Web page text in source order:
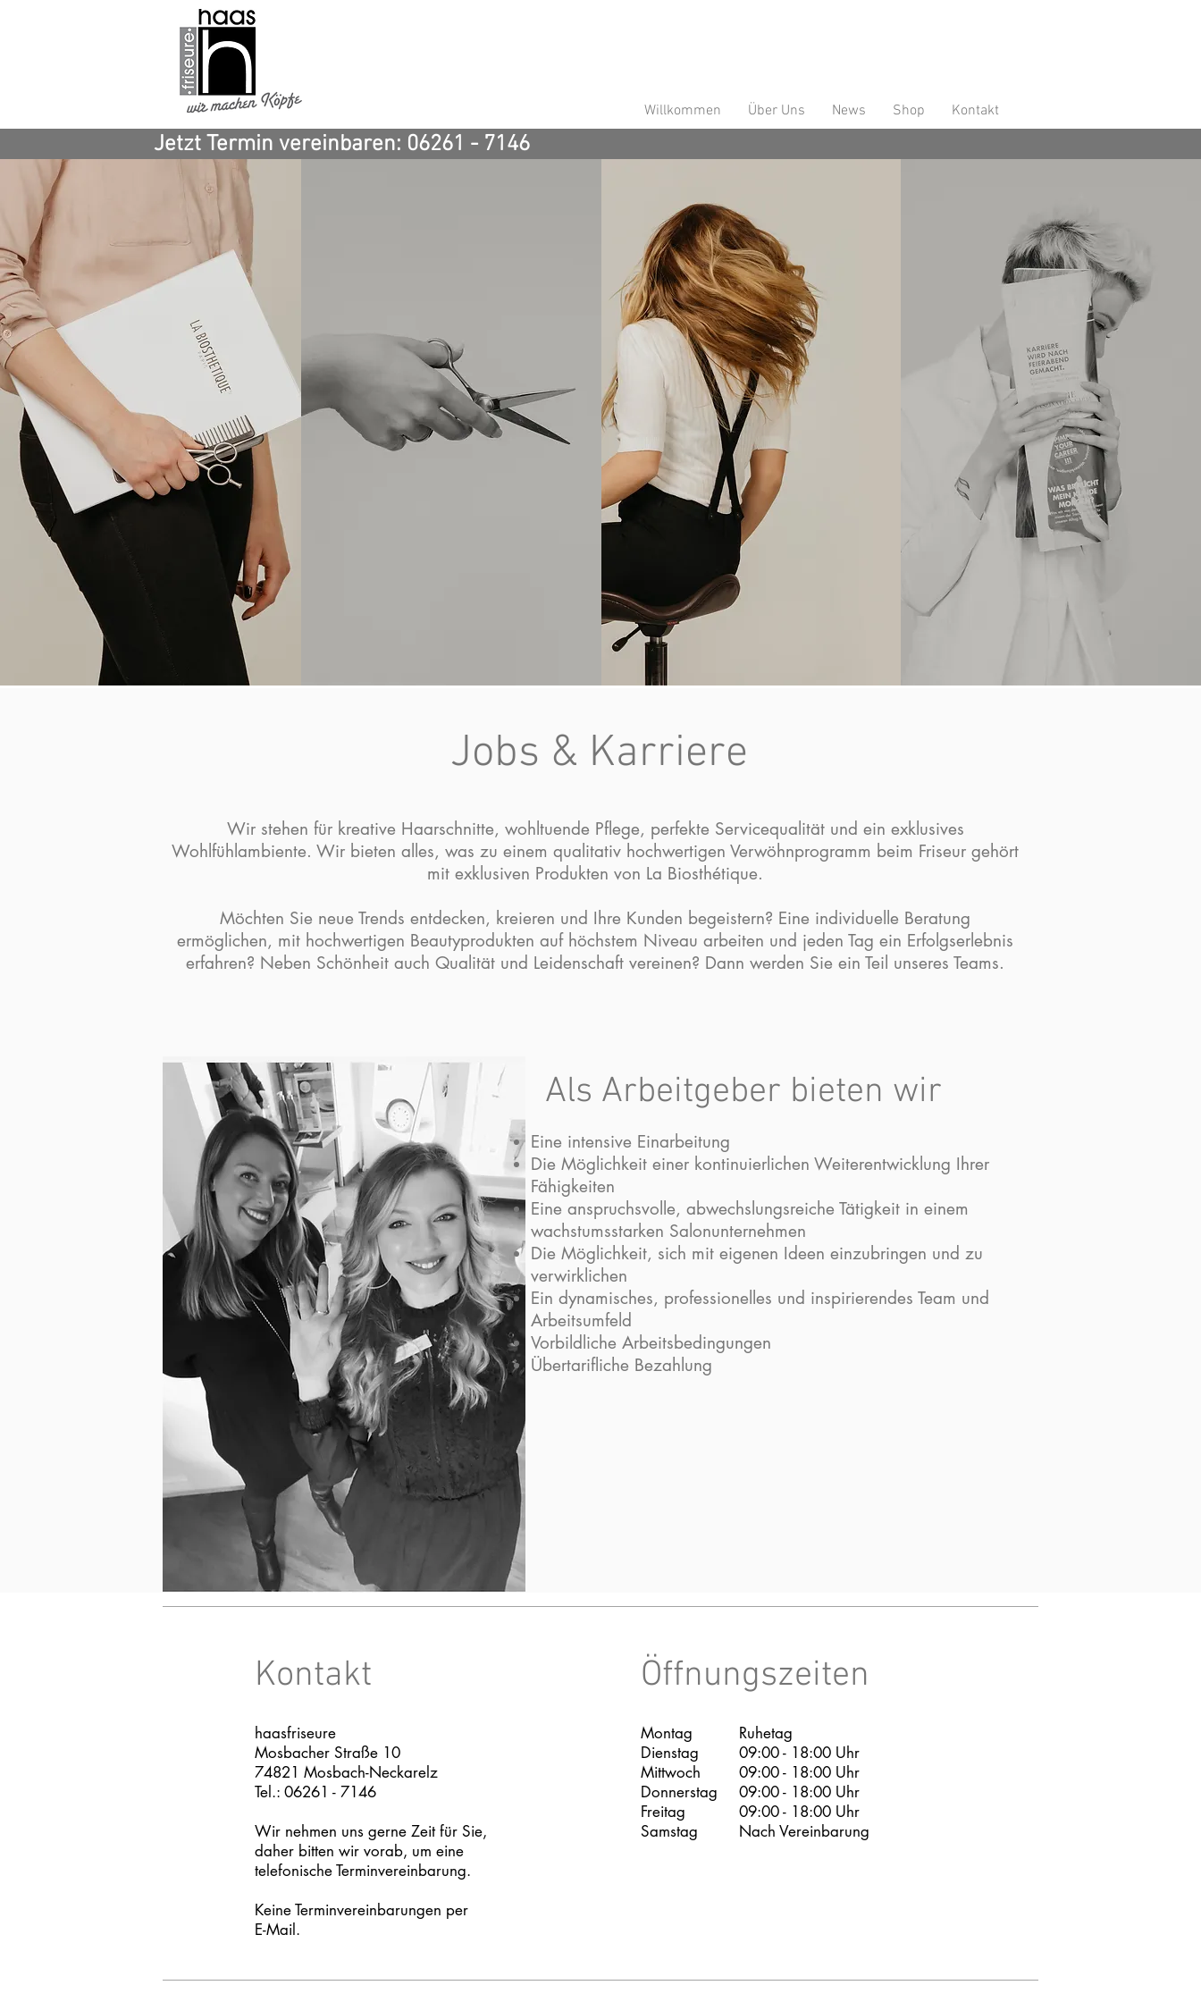
Willkommen Über Uns News Shop Kontakt
Jetzt Termin vereinbaren: 06261 - 7146
Jobs & Karriere
Wir stehen für kreative Haarschnitte, wohltuende Pflege, perfekte Servicequalität und ein exklusives
Wohlfühlambiente. Wir bieten alles, was zu einem qualitativ hochwertigen Verwöhnprogramm beim Friseur gehört
mit exklusiven Produkten von La Biosthétique.
Möchten Sie neue Trends entdecken, kreieren und Ihre Kunden begeistern? Eine individuelle Beratung
ermöglichen, mit hochwertigen Beautyprodukten auf höchstem Niveau arbeiten und jeden Tag ein Erfolgserlebnis
erfahren? Neben Schönheit auch Qualität und Leidenschaft vereinen? Dann werden Sie ein Teil unseres Teams.
Als Arbeitgeber bieten wir
Eine intensive Einarbeitung
Die Möglichkeit einer kontinuierlichen Weiterentwicklung Ihrer
Fähigkeiten
Eine anspruchsvolle, abwechslungsreiche Tätigkeit in einem
wachstumsstarken Salonunternehmen
Die Möglichkeit, sich mit eigenen Ideen einzubringen und zu
verwirklichen
Ein dynamisches, professionelles und inspirierendes Team und
Arbeitsumfeld
Vorbildliche Arbeitsbedingungen
Übertarifliche Bezahlung
Kontakt
haasfriseure
Mosbacher Straße 10
74821 Mosbach-Neckarelz
Tel.: 06261 - 7146
Wir nehmen uns gerne Zeit für Sie,
daher bitten wir vorab, um eine
telefonische Terminvereinbarung.
Keine Terminvereinbarungen per
E-Mail.
Öffnungszeiten
Montag
Dienstag
Mittwoch
Donnerstag
Freitag
Samstag
Ruhetag
09:00 - 18:00 Uhr
09:00 - 18:00 Uhr
09:00 - 18:00 Uhr
09:00 - 18:00 Uhr
Nach Vereinbarung